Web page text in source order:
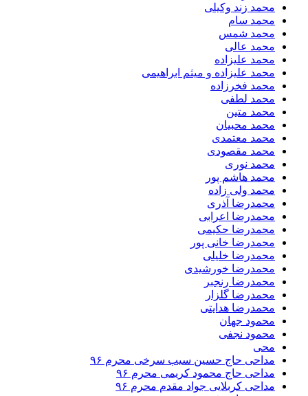
محمد زند وکیلی
محمد سام
محمد شمس
محمد عالی
محمد علیزاده
محمد علیزاده و میثم ابراهیمی
محمد فخرزاده
محمد لطفی
محمد متین
محمد محبیان
محمد معتمدی
محمد مقصودی
محمد نوری
محمد هاشم پور
محمد ولی زاده
محمدرضا آذری
محمدرضا اعرابی
محمدرضا حکیمی
محمدرضا خانی پور
محمدرضا خلیلی
محمدرضا خورشیدی
محمدرضا رنجبر
محمدرضا گلزار
محمدرضا هدایتی
محمود جهان
محمود نجفی
محی
مداحی حاج حسین سیب سرخی محرم ۹۶
مداحی حاج محمود کریمی محرم ۹۶
مداحی کربلایی جواد مقدم محرم ۹۶